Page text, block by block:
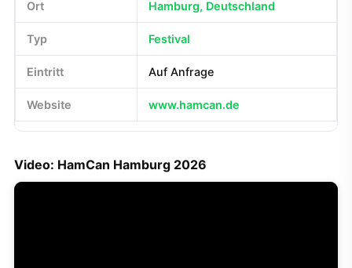
Ort Hamburg, Deutschland
Typ Festival
Eintritt Auf Anfrage
Website www.hamcan.de
Video: HamCan Hamburg 2026